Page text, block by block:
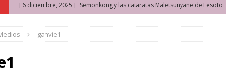
[ 6 diciembre, 2025 ] Semonkong y las cataratas Maletsunyane de Lesoto
KAZAJISTÁN
ganvie1